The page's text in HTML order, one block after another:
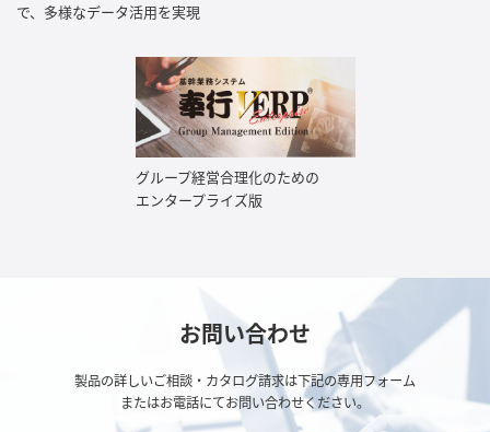
で、多様なデータ活用を実現
グループ経営合理化のための
エンタープライズ版
お問い合わせ
製品の詳しいご相談・カタログ請求は下記の専⽤フォーム
またはお電話にてお問い合わせください。